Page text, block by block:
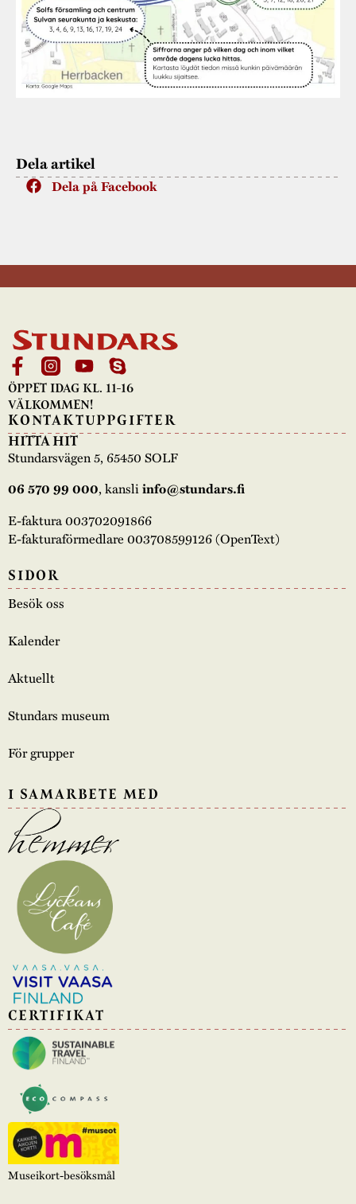
Dela artikel
Dela på Facebook
ÖPPET IDAG KL. 11-16
VÄLKOMMEN!
KONTAKTUPPGIFTER
HITTA HIT
Stundarsvägen 5, 65450 SOLF
06 570 99 000, kansliinfo@stundars.fi
E-faktura 003702091866
E-fakturaförmedlare 003708599126 (OpenText)
SIDOR
Besök oss
Kalender
Aktuellt
Stundars museum
För grupper
I SAMARBETE MED
CERTIFIKAT
Museikort-besöksmål